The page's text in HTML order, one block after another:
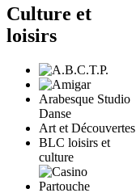
Culture et
loisirs
Arabesque Studio
Danse
Art et Découvertes
BLC loisirs et
culture